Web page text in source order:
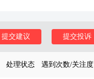
提交投诉
提交建议
处理状态 遇到次数/关注度